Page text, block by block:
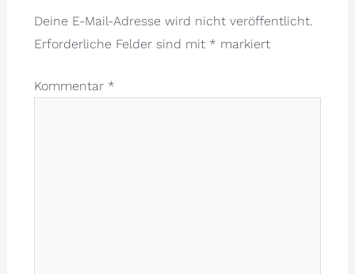
Deine E-Mail-Adresse wird nicht veröffentlicht.
Erforderliche Felder sind mit * markiert
Kommentar *